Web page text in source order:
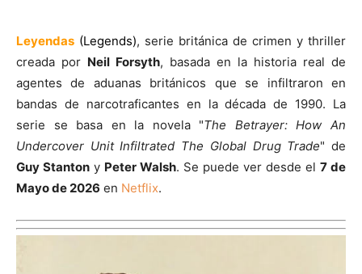
Leyendas (Legends), serie británica de crimen y thriller
creada por Neil Forsyth, basada en la historia real de
agentes de aduanas británicos que se infiltraron en
bandas de narcotraficantes en la década de 1990. La
serie se basa en la novela "The Betrayer: How An
Undercover Unit Infiltrated The Global Drug Trade" de
Guy Stanton y Peter Walsh. Se puede ver desde el 7 de
Mayo de 2026 en Netflix.